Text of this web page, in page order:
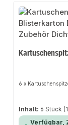
6 x
Inhalt: 6 Stück
Verfügbar,